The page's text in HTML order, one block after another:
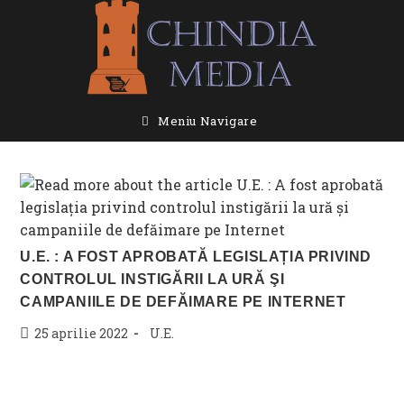
Meniu Navigare
U.E. : A FOST APROBATĂ LEGISLAȚIA PRIVIND
CONTROLUL INSTIGĂRII LA URĂ ŞI
CAMPANIILE DE DEFĂIMARE PE INTERNET
Post25 aprilie 2022
Post
U.E.